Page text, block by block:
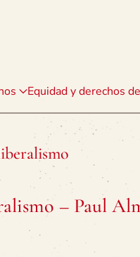
Equidad y derechos
– Paul